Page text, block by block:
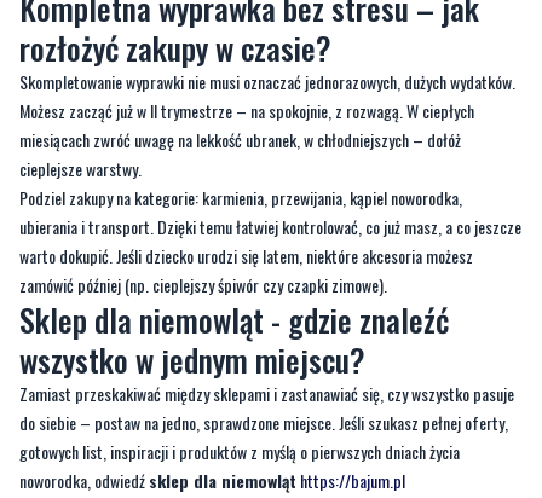
Możesz zacząć już w II trymestrze – na spokojnie, z rozwagą. W ciepłych
miesiącach zwróć uwagę na lekkość ubranek, w chłodniejszych – dołóż
cieplejsze warstwy.
Podziel zakupy na kategorie: karmienia, przewijania, kąpiel noworodka,
ubierania i transport. Dzięki temu łatwiej kontrolować, co już masz, a co jeszcze
warto dokupić. Jeśli dziecko urodzi się latem, niektóre akcesoria możesz
zamówić później (np. cieplejszy śpiwór czy czapki zimowe).
Sklep dla niemowląt - gdzie znaleźć
wszystko w jednym miejscu?
Zamiast przeskakiwać między sklepami i zastanawiać się, czy wszystko pasuje
do siebie – postaw na jedno, sprawdzone miejsce. Jeśli szukasz pełnej oferty,
gotowych list, inspiracji i produktów z myślą o pierwszych dniach życia
noworodka, odwiedźsklep dla niemowląthttps://bajum.pl
Znajdziesz tamwyprawkę dla noworodkastworzoną z troską o małego
człowieka i jego rodziców – od ubranek, przez akcesoria kąpielowe, po
bezpieczne zabawki i przydatne dodatki do pokoju.